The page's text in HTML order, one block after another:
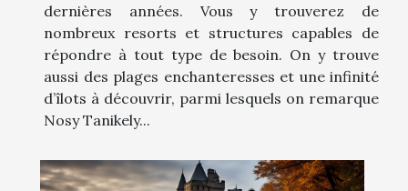
dernières années. Vous y trouverez de
nombreux resorts et structures capables de
répondre à tout type de besoin. On y trouve
aussi des plages enchanteresses et une infinité
d’îlots à découvrir, parmi lesquels on remarque
Nosy Tanikely...